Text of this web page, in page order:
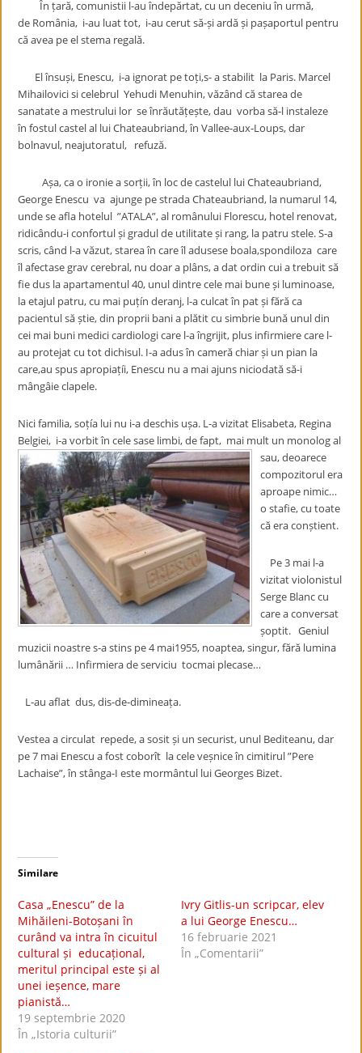
În țară, comunistii l-au îndepărtat, cu un deceniu în urmă,
de România, i-au luat tot, i-au cerut să-și ardă și pașaportul pentru
că avea pe el stema regală.
El însuși, Enescu, i-a ignorat pe toți,s- a stabilit la Paris. Marcel
Mihailovici si celebrul Yehudi Menuhin, văzând că starea de
sanatate a mestrului lor se înrăutățește, dau vorba să-l instaleze
în fostul castel al lui Chateaubriand, în Vallee-aux-Loups, dar
bolnavul, neajutoratul, refuză.
Așa, ca o ironie a sorții, în loc de castelul lui Chateaubriand,
George Enescu va ajunge pe strada Chateaubriand, la numarul 14,
unde se afla hotelul ”ATALA”, al românului Florescu, hotel renovat,
ridicându-i confortul și gradul de utilitate și rang, la patru stele. S-a
scris, când l-a văzut, starea în care îl adusese boala,spondiloza care
îl afectase grav cerebral, nu doar a plâns, a dat ordin cui a trebuit să
fie dus la apartamentul 40, unul dintre cele mai bune și luminoase,
la etajul patru, cu mai puțín deranj, l-a culcat în pat și fără ca
pacientul să știe, din proprii bani a plătit cu simbrie bună unul din
cei mai buni medici cardiologi care l-a îngrijit, plus infirmiere care l-
au protejat cu tot dichisul. I-a adus în cameră chiar și un pian la
care,au spus apropiațíi, Enescu nu a mai ajuns niciodată să-i
mângâie clapele.
Nici familia, soțía lui nu i-a deschis ușa. L-a vizitat Elisabeta, Regina
Belgiei, i-a vorbit în cele sase limbi, de fapt, mai mult un monolog al
sau, deoarece
compozitorul era
aproape nimic…
o stafie, cu toate
că era conștient.
Pe 3 mai l-a
vizitat violonistul
Serge Blanc cu
care a conversat
șoptit. Geniul
muzicii noastre s-a stins pe 4 mai1955, noaptea, singur, fără lumina
lumânării … Infirmiera de serviciu tocmai plecase…
L-au aflat dus, dis-de-dimineața.
Vestea a circulat repede, a sosit și un securist, unul Bediteanu, dar
pe 7 mai Enescu a fost coborît la cele veșnice în cimitirul ”Pere
Lachaise”, în stânga-I este mormântul lui Georges Bizet.
Similare
Casa „Enescu” de la
Mihăileni-Botoșani în
curând va intra în cicuitul
cultural și educațional,
meritul principal este și al
unei ieșence, mare
pianistă…
19 septembrie 2020
În „Istoria culturii”
Ivry Gitlis-un scripcar, elev
a lui George Enescu…
16 februarie 2021
În „Comentarii”